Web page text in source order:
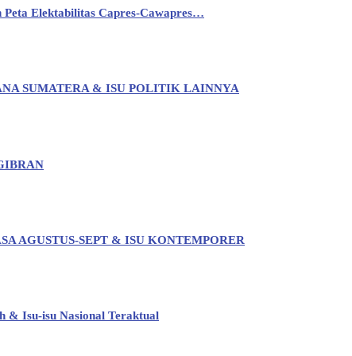
Elektabilitas Capres-Cawapres…
SUMATERA & ISU POLITIK LAINNYA
AGUSTUS-SEPT & ISU KONTEMPORER
& Isu-isu Nasional Teraktual